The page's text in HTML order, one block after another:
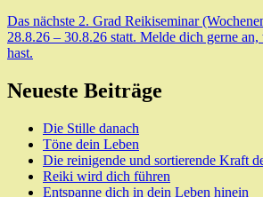
Das nächste 2. Grad Reikiseminar
28.8.26 – 30.8.26 statt. Melde dich gerne an,
hast.
Neueste Beiträge
Die Stille danach
Töne dein Leben
Die reinigende und sortierende Kraft
Reiki wird dich führen
Entspanne dich in dein Leben hinein